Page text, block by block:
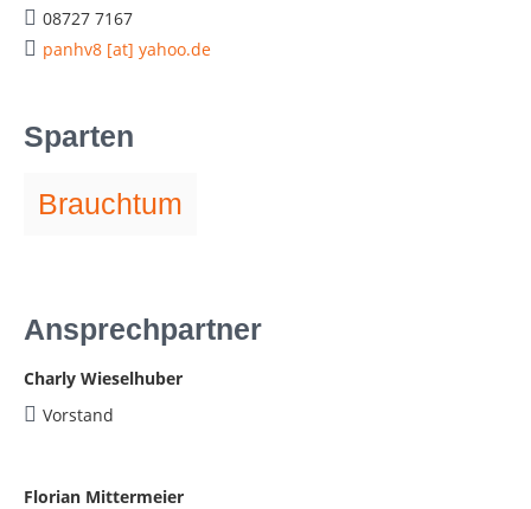
08727 7167
panhv8 [at] yahoo.de
Sparten
Brauchtum
Ansprechpartner
Charly Wieselhuber
Vorstand
Florian Mittermeier